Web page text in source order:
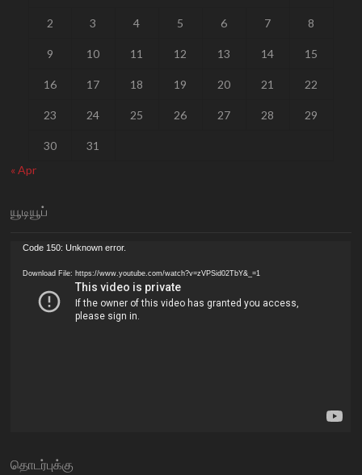
2 3 4 5 6 7 8
9 10 11 12 13 14 15
16 17 18 19 20 21 22
23 24 25 26 27 28 29
30
31
« Apr
யூடியூப்
Video
Code 150: Unknown error.
Download File: https://www.youtube.com/watch?v=zVPSid02TbY&_=1
தொடர்புக்கு